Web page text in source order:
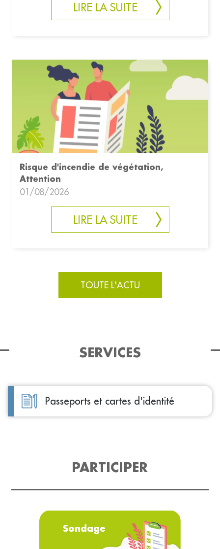
LIRE LA SUITE
Risque d'incendie de végétation,
Attention
01/08/2026
LIRE LA SUITE
TOUTE L'ACTU
SERVICES
Passeports et cartes d'identité
PARTICIPER
Sondage